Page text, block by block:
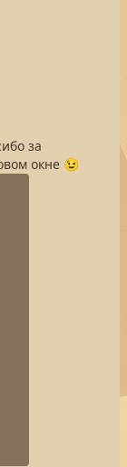
за
окне 😉